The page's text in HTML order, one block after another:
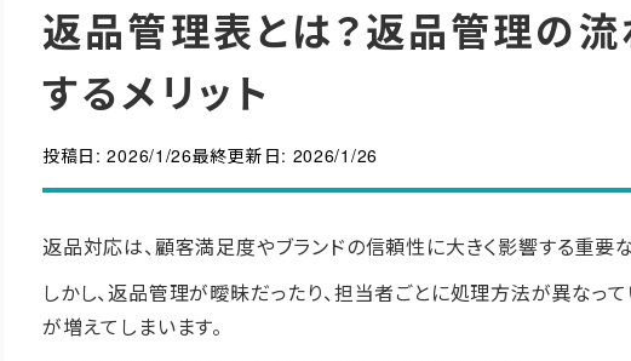
返品管理表とは？返品管理の
するメリット
投稿日:2026/1/26最終更新日: 2026/1/26
返品対応は、顧客満足度やブランドの信頼性に大きく影響する重要
しかし、返品管理が曖昧だったり、担当者ごとに処理方法が異なっ
が増えてしまいます。